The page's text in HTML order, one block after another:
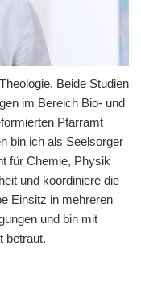
Beide Studien
im Bereich Bio- und
Pfarramt
bin ich als Seelsorger
für Chemie, Physik
und koordiniere die
Einsitz in mehreren
und bin mit
betraut.